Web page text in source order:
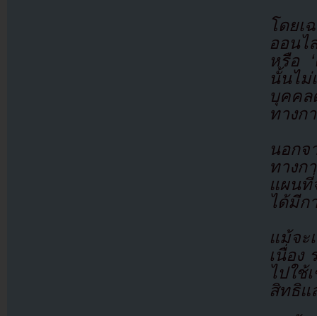
โดยเ
ออนไ
หรือ
นั้นไม่
บุคคล
ทางก
นอก
ทางก
แผนที่
ได้มีก
แม้จะ
เนื่อง
ไปใช้
สิทธิแ